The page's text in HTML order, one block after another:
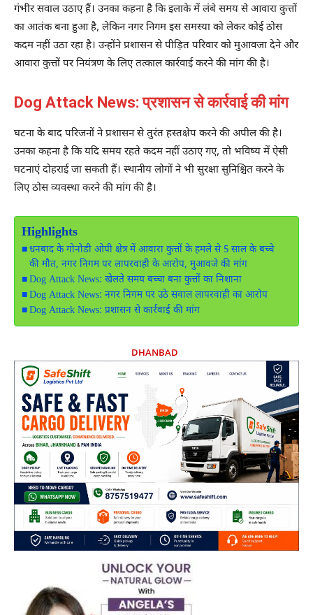
गंभीर सवाल उठाए हैं। उनका कहना है कि इलाके में लंबे समय से आवारा कुत्तों
का आतंक बना हुआ है, लेकिन नगर निगम इस समस्या को लेकर कोई ठोस
कदम नहीं उठा रहा है। उन्होंने प्रशासन से पीड़ित परिवार को मुआवजा देने और
आवारा कुत्तों पर नियंत्रण के लिए तत्काल कार्रवाई करने की मांग की है।
Dog Attack News: प्रशासन से कार्रवाई की मांग
घटना के बाद परिजनों ने प्रशासन से तुरंत हस्तक्षेप करने की अपील की है।
उनका कहना है कि यदि समय रहते कदम नहीं उठाए गए, तो भविष्य में ऐसी
घटनाएं दोहराई जा सकती हैं। स्थानीय लोगों ने भी सुरक्षा सुनिश्चित करने के
लिए ठोस व्यवस्था करने की मांग की है।
Highlights
धनबाद के गोनोडी ओपी क्षेत्र में आवारा कुत्तों के हमले से 5 साल के बच्चे
की मौत, नगर निगम पर लापरवाही के आरोप, मुआवजे की मांग
Dog Attack News: खेलते समय बच्चा बना कुत्तों का निशाना
Dog Attack News: नगर निगम पर उठे सवाल लापरवाही का आरोप
Dog Attack News: प्रशासन से कार्रवाई की मांग
DHANBAD